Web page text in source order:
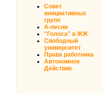
Совет
инициативных
групп
А-песни
"Голоса" в ЖЖ
Свободный
университет
Права работника
Автономное
Действие